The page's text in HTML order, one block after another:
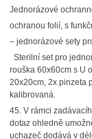
Jednorázové
ochranou folií, s
– jednorázové sety
Sterilní set pro
rouška 60x60cm s U
20x20cm, 2x pinzeta
kalibrovaná.
45. V rámci
dotaz ohledně
uchazeč dodává v